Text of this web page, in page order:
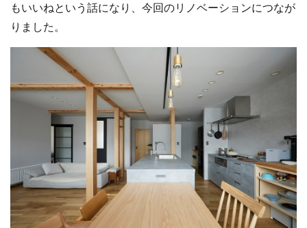
もいいねという話になり、今回のリノベーションにつなが
りました。